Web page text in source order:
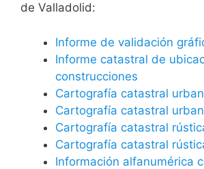
de Valladolid:
Informe de validación
Informe catastral de
construcciones
Cartografía catastral
Cartografía catastral
Cartografía catastral
Cartografía catastral
Información alfanumérica